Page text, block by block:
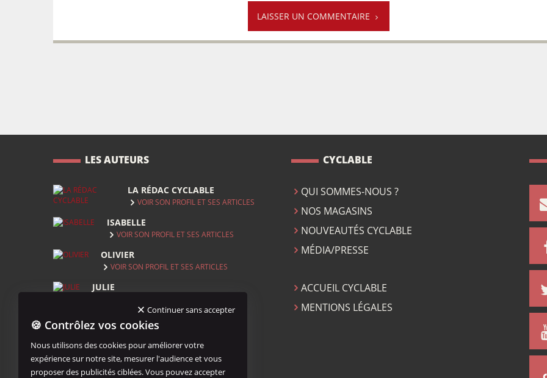
LAISSER UN COMMENTAIRE
LES AUTEURS
LA RÉDAC CYCLABLE
VOIR SON PROFIL ET SES ARTICLES
ISABELLE
VOIR SON PROFIL ET SES ARTICLES
OLIVIER
VOIR SON PROFIL ET SES ARTICLES
JULIE
THOMAS
VOIR SON PROFIL ET SES ARTICLES
VOIR TOUS LES AUTEURS
CYCLABLE
QUI SOMMES-NOUS ?
NOS MAGASINS
NOUVEAUTÉS CYCLABLE
MÉDIA/PRESSE
ACCUEIL CYCLABLE
MENTIONS LÉGALES
Continuer sans accepter
🍪 Contrôlez vos cookies
Nous utilisons des cookies pour améliorer votre
expérience sur notre site, mesurer l'audience et vous
proposer des publicités ciblées. Vous pouvez accepter